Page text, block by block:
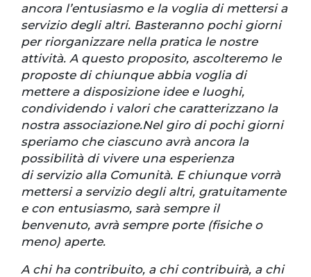
ancora l’entusiasmo e la voglia di mettersi a
servizio degli altri. Basteranno pochi giorni
per riorganizzare nella pratica le nostre
attività. A questo proposito, ascolteremo le
proposte di chiunque abbia voglia di
mettere a disposizione idee e luoghi,
condividendo i valori che caratterizzano la
nostra associazione.Nel giro di pochi giorni
speriamo che ciascuno avrà ancora la
possibilità di vivere una esperienza
di servizio alla Comunità. E chiunque vorrà
mettersi a servizio degli altri, gratuitamente
e con entusiasmo, sarà sempre il
benvenuto, avrà sempre porte (fisiche o
meno) aperte.
A chi ha contribuito, a chi contribuirà, a chi